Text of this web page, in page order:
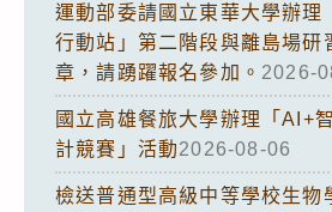
運動部委請國立東華大學辦理
行動站」第二階段與離島場研
章，請踴躍報名參加。 2026-
國立高雄餐旅大學辦理「AI+
計競賽」活動2026-08-06
檢送普通型高級中等學校生物